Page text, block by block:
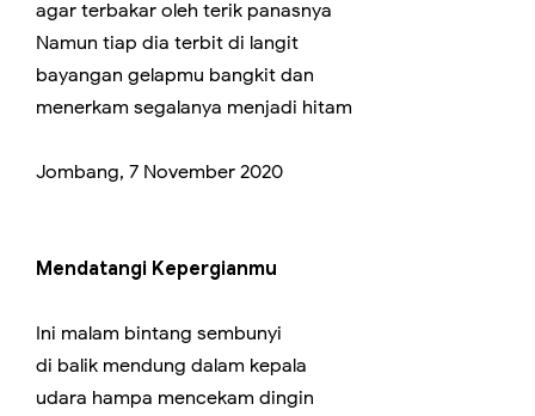
agar terbakar oleh terik panasnya
Namun tiap dia terbit di langit
bayangan gelapmu bangkit dan
menerkam segalanya menjadi hitam
Jombang, 7 November 2020
Mendatangi Kepergianmu
Ini malam bintang sembunyi
di balik mendung dalam kepala
udara hampa mencekam dingin